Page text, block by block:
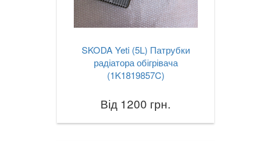
SKODA Yeti (5L) Патрубки
радіатора обігрівача
(1K1819857C)
Від 1200 грн.